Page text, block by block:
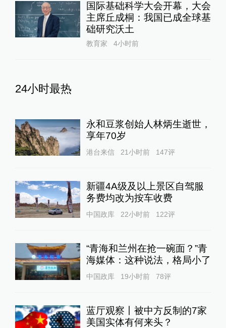
国际基础科学大会开幕，大会
主席丘成桐：我国已成全球基
础研究沃土
教育家 4小时前
24小时最热
永和豆浆创始人林炳生逝世，
享年70岁
港台来信 21小时前 147评
新疆4A级及以上景区自驾服
务费均改为按车收费
中国政库 22小时前 122评
“青海和兰州在抢一碗面？”青
海媒体：这种说法，格局小了
中国政库 19小时前 78评
蓝厅观察丨被中方反制的7家
美国实体有何来头？